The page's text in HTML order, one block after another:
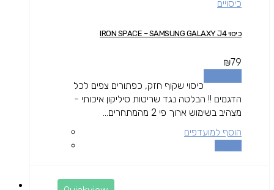
כיסויים
כיסוי IRON SPACE – SAMSUNG GALAXY J4
₪79
כיסוי שקוף חזק, כפתורים צפים לכל
הדגמים !! הבלטה נגד שריטות סיליקון איכותי -
מצהיב בשימוש ארוך פי 2 מהמתחרים...
הוסף למועדפים